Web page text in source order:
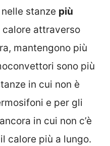
stanze più
attraverso
mantengono più
sono più
in cui non è
e per gli
in cui non c’è
calore più a lungo.